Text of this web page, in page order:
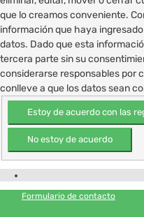
que lo creamos conveniente.
información que haya
datos. Dado que esta
tercera parte sin su
considerarse responsables por
conlleve a que los datos sean
Formulario de contacto